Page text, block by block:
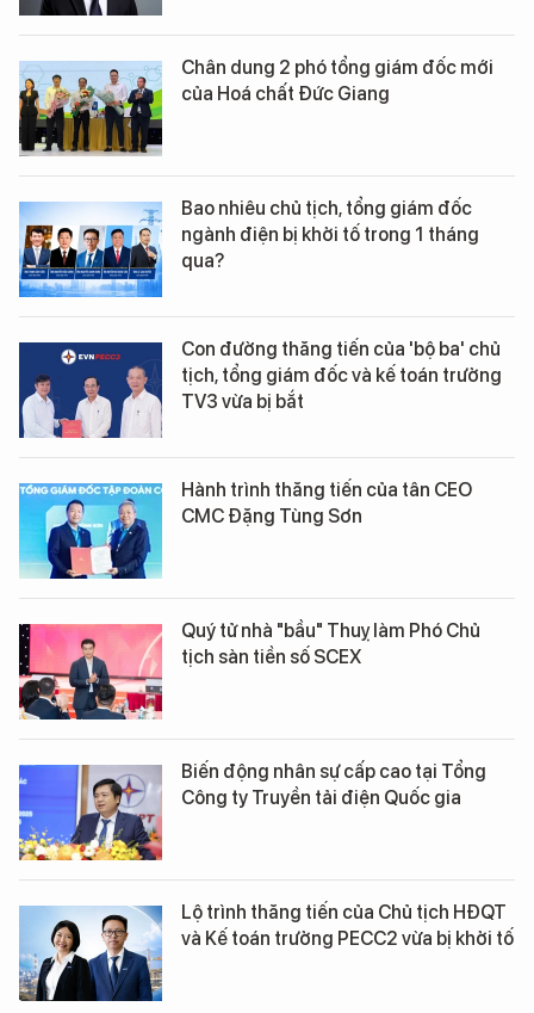
Chân dung 2 phó tổng giám đốc mới
của Hoá chất Đức Giang
Bao nhiêu chủ tịch, tổng giám đốc
ngành điện bị khởi tố trong 1 tháng
qua?
Con đường thăng tiến của 'bộ ba' chủ
tịch, tổng giám đốc và kế toán trưởng
TV3 vừa bị bắt
Hành trình thăng tiến của tân CEO
CMC Đặng Tùng Sơn
Quý tử nhà "bầu" Thuỵ làm Phó Chủ
tịch sàn tiền số SCEX
Biến động nhân sự cấp cao tại Tổng
Công ty Truyền tải điện Quốc gia
Lộ trình thăng tiến của Chủ tịch HĐQT
và Kế toán trưởng PECC2 vừa bị khởi tố